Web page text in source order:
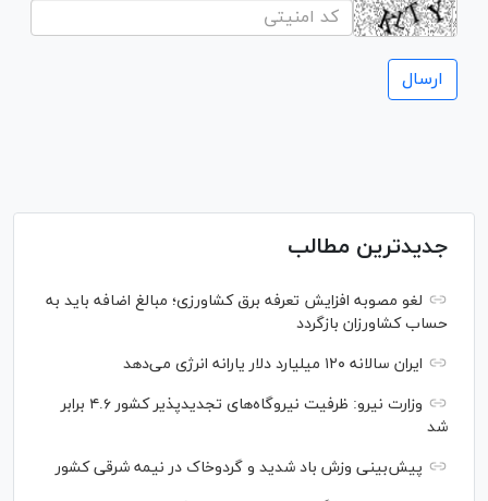
جدیدترین مطالب
لغو مصوبه افزایش تعرفه برق کشاورزی؛ مبالغ اضافه باید به
حساب کشاورزان بازگردد
ایران سالانه ۱۲۰ میلیارد دلار یارانه انرژی می‌دهد
وزارت نیرو: ظرفیت نیروگاه‌های تجدیدپذیر کشور ۴.۶ برابر
شد
پیش‌بینی وزش باد شدید و گردوخاک در نیمه شرقی کشور